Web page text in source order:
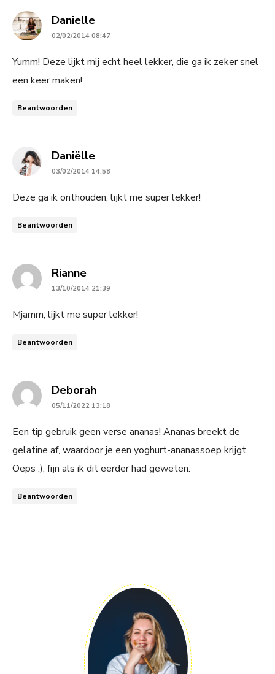
Daniellesays:
02/02/2014 08:47
Yumm! Deze lijkt mij echt heel lekker, die ga ik zeker snel
een keer maken!
Beantwoorden
Daniëllesays:
03/02/2014 14:58
Deze ga ik onthouden, lijkt me super lekker!
Beantwoorden
Riannesays:
13/10/2014 21:39
Mjamm, lijkt me super lekker!
Beantwoorden
Deborahsays:
05/11/2022 13:18
Een tip gebruik geen verse ananas! Ananas breekt de
gelatine af, waardoor je een yoghurt-ananassoep krijgt.
Oeps ;), fijn als ik dit eerder had geweten.
Beantwoorden